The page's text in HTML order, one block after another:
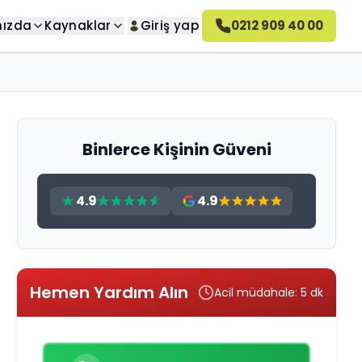
Kaldırma
kaldırın
Altahonos Nedir?
Kariyer
Altahonos Yorumları
Kaynaklar Giriş yap 0212 909 40 00
Binlerce Kişinin Güveni
4.9 4.9
Hemen Yardım Alın Acil müdahale: 5 dk